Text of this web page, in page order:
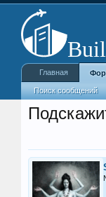
Главная
Поиск сообщений